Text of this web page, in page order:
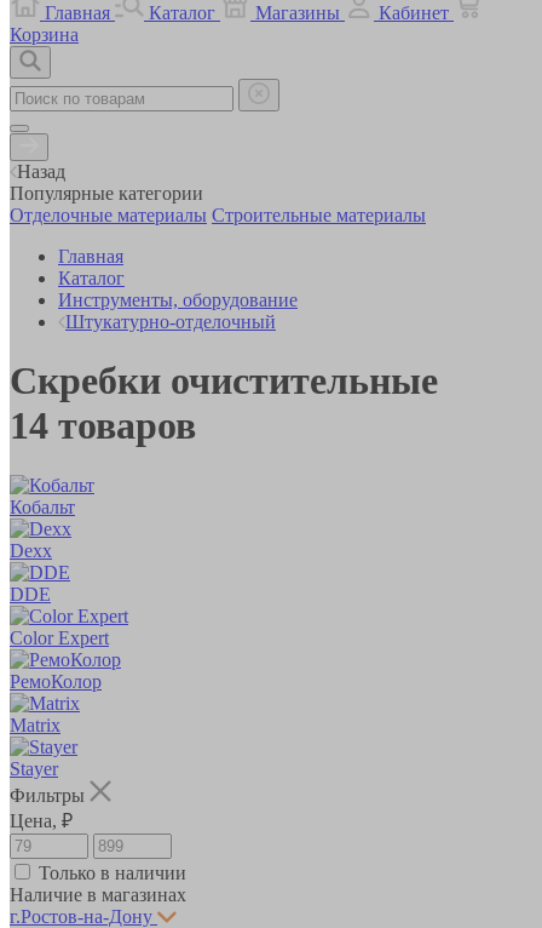
Главная
Каталог Магазины
Кабинет
Корзина
Назад
Популярные категории
Отделочные материалы Строительные материалы
Главная
Каталог
Инструменты, оборудование
Штукатурно-отделочный
Скребки очистительные
14 товаров
Кобальт
Dexx
DDE
Color Expert
РемоКолор
Matrix
Stayer
Фильтры
Цена, ₽
Только в наличии
Наличие в магазинах
г.Ростов-на-Дону